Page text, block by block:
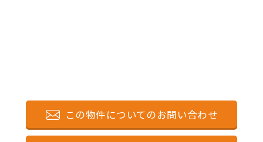
この物件についてのお問い合わせ